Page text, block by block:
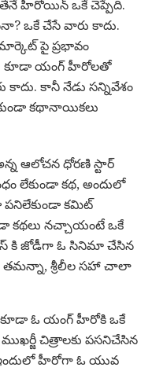
హీరోయిన్ ఒకే చెప్పేది.
ఒకే చేసే వారు కాదు.
పై ప్ర‌భావం
కూడా యంగ్ హీరోల‌తో
కానీ నేడు స‌న్నివేశం
క‌థానాయిక‌లు
ఆలోచ‌న ధోర‌ణి స్టార్
లేకుండా క‌థ‌, అందులో
క‌మిట్
క‌థ‌లు న‌చ్చాయంటే ఒకే
కి జోడీగా ఓ సినిమా చేసిన
, త‌మ‌న్నా, శ్రీలీల స‌హా చాలా
ఓ యంగ్ హీరోకి ఒకే
చిత్రాల‌కు ప‌స‌నిచేసిన
ఇందులో హీరోగా ఓ యువ